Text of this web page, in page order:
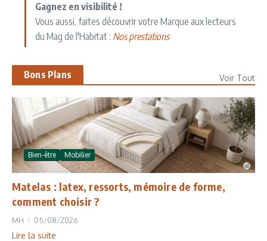
Gagnez en visibilité !
Vous aussi, faites découvrir votre Marque aux lecteurs
du Mag de l'Habitat : Nos prestations
Bons Plans Voir Tout
Bien-être Mobilier
Matelas : latex, ressorts, mémoire de forme,
comment choisir ?
MH 05/08/2026
Lire la suite